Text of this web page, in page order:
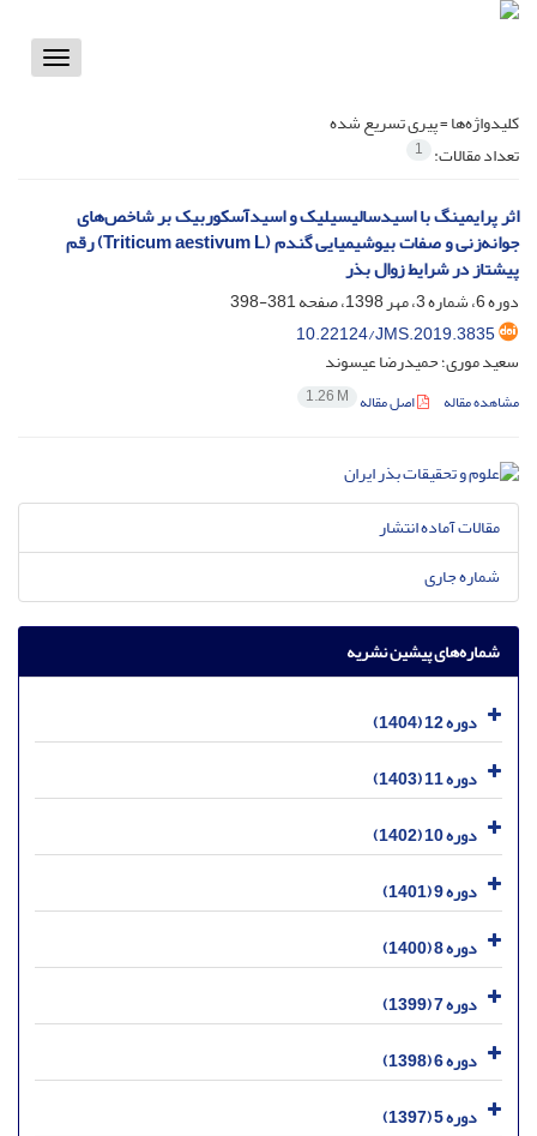
Toggle
کلیدواژه‌ها =پیری تسریع شده
تعداد مقالات: 1
اثر پرایمینگ با اسیدسالیسیلیک و اسیدآسکوربیک بر شاخص‌های
جوانه‌زنی و صفات بیوشیمیایی گندم (Triticum aestivum L) رقم
پیشتاز در شرایط زوال بذر
دوره 6، شماره 3، مهر 1398، صفحه
381-398
10.22124/JMS.2019.3835
سعید موری؛ حمیدرضا عیسوند
مشاهده مقاله اصل مقاله 1.26 M
مقالات آماده انتشار
شماره جاری
شماره‌های پیشین نشریه
دوره 12 (1404)
دوره 11 (1403)
دوره 10 (1402)
دوره 9 (1401)
دوره 8 (1400)
دوره 7 (1399)
دوره 6 (1398)
دوره 5 (1397)